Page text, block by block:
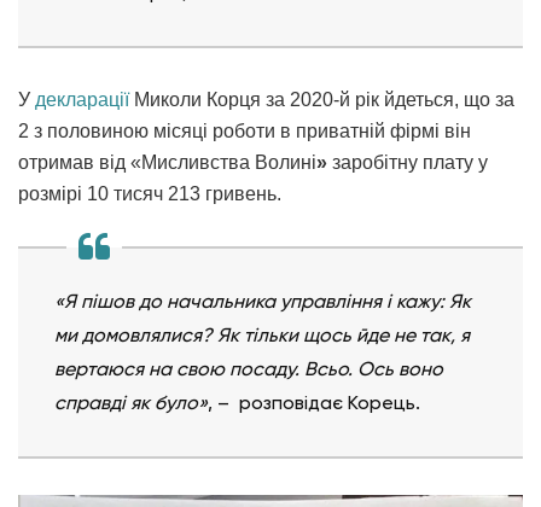
У декларації Миколи Корця за 2020-й рік йдеться, що за
2 з половиною місяці роботи в приватній фірмі він
отримав від «Мисливства Волині» заробітну плату у
розмірі 10 тисяч 213 гривень.
«Я пішов до начальника управління і кажу: Як
ми домовлялися? Як тільки щось йде не так, я
вертаюся на свою посаду. Всьо. Ось воно
справді як було», – розповідає Корець.